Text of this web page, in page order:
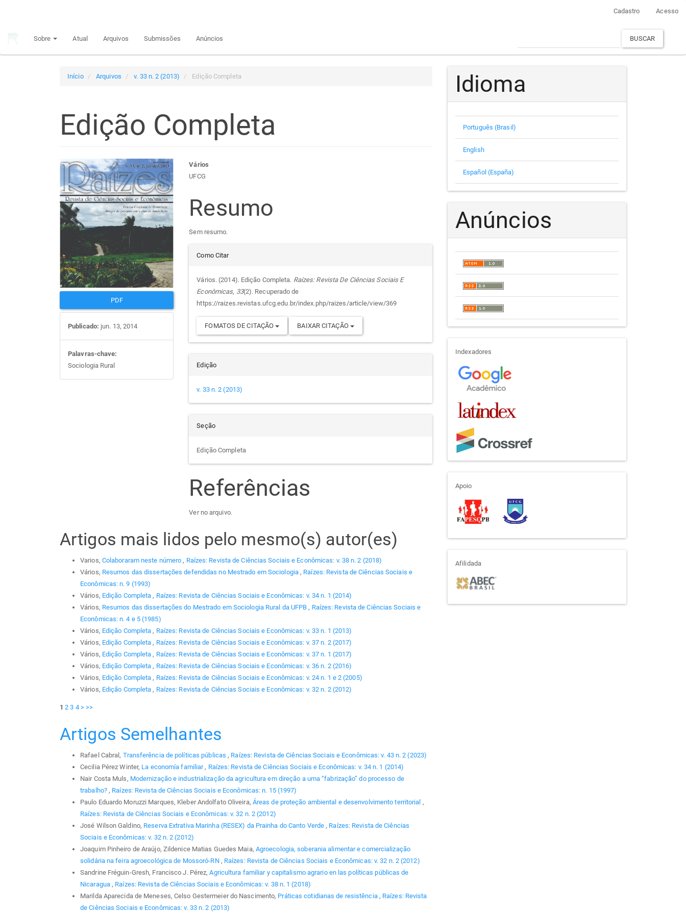
principal
Cadastro Acesso
Sobre Atual Arquivos Submissões Anúncios BUSCAR
Início Arquivos v. 33 n. 2 (2013) Edição Completa
Edição Completa
Barra
lateral
de
artigos
PDF
Publicado: jun. 13, 2014
Palavras-chave:
Sociologia Rural
Conteúdo
do
artigo
principal
Vários
UFCG
Resumo
Sem resumo.
Detalhes
do
artigo
Como Citar
Vários. (2014). Edição Completa. Raízes: Revista De Ciências Sociais E
Econômicas, 33(2). Recuperado de
https://raizes.revistas.ufcg.edu.br/index.php/raizes/article/view/369
FOMATOS DE CITAÇÃO BAIXAR CITAÇÃO
Edição
v. 33 n. 2 (2013)
Seção
Edição Completa
Referências
Ver no arquivo.
Artigos mais lidos pelo mesmo(s) autor(es)
Varios, Colaboraram neste número, Raízes: Revista de Ciências Sociais e Econômicas: v. 38 n. 2 (2018)
Vários, Resumos das dissertações defendidas no Mestrado em Sociologia, Raízes: Revista de Ciências Sociais e
Econômicas: n. 9 (1993)
Vários, Edição Completa, Raízes: Revista de Ciências Sociais e Econômicas: v. 34 n. 1 (2014)
Vários, Resumos das dissertações do Mestrado em Sociologia Rural da UFPB, Raízes: Revista de Ciências Sociais e
Econômicas: n. 4 e 5 (1985)
Vários, Edição Completa, Raízes: Revista de Ciências Sociais e Econômicas: v. 33 n. 1 (2013)
Vários, Edição Completa, Raízes: Revista de Ciências Sociais e Econômicas: v. 37 n. 2 (2017)
Vários, Edição Completa, Raízes: Revista de Ciências Sociais e Econômicas: v. 37 n. 1 (2017)
Vários, Edição Completa, Raízes: Revista de Ciências Sociais e Econômicas: v. 36 n. 2 (2016)
Vários, Edição Completa, Raízes: Revista de Ciências Sociais e Econômicas: v. 24 n. 1 e 2 (2005)
Vários, Edição Completa, Raízes: Revista de Ciências Sociais e Econômicas: v. 32 n. 2 (2012)
1 2 3 4 > >>
Artigos Semelhantes
Rafael Cabral, Transferência de políticas públicas, Raízes: Revista de Ciências Sociais e Econômicas: v. 43 n. 2 (2023)
Cecilia Pérez Winter, La economía familiar, Raízes: Revista de Ciências Sociais e Econômicas: v. 34 n. 1 (2014)
Nair Costa Muls, Modernização e industrialização da agricultura em direção a uma “fabrização” do processo de
trabalho? , Raízes: Revista de Ciências Sociais e Econômicas: n. 15 (1997)
Paulo Eduardo Moruzzi Marques, Kleber Andolfato Oliveira, Áreas de proteção ambiental e desenvolvimento territorial ,
Raízes: Revista de Ciências Sociais e Econômicas: v. 32 n. 2 (2012)
José Wilson Galdino, Reserva Extrativa Marinha (RESEX) da Prainha do Canto Verde, Raízes: Revista de Ciências
Sociais e Econômicas: v. 32 n. 2 (2012)
Joaquim Pinheiro de Araújo, Zildenice Matias Guedes Maia, Agroecologia, soberania alimentar e comercialização
solidária na feira agroecológica de Mossoró-RN , Raízes: Revista de Ciências Sociais e Econômicas: v. 32 n. 2 (2012)
Sandrine Fréguin-Gresh, Francisco J. Pérez,Agricultura familiar y capitalismo agrario en las políticas públicas de
Nicaragua , Raízes: Revista de Ciências Sociais e Econômicas: v. 38 n. 1 (2018)
Marilda Aparecida de Meneses, Celso Gestermeier do Nascimento, Práticas cotidianas de resistência , Raízes: Revista
de Ciências Sociais e Econômicas: v. 33 n. 2 (2013)
Idioma
Português (Brasil)
English
Español (España)
Anúncios
indexadores
Indexadores
apoio
Apoio
afiliada
Afilidada